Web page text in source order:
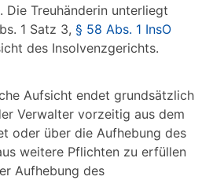
Die Treuhänderin unterliegt
1 Satz 3, § 58 Abs. 1 InsO
des Insolvenzgerichts.
Aufsicht endet grundsätzlich
Verwalter vorzeitig aus dem
oder über die Aufhebung des
weitere Pflichten zu erfüllen
Aufhebung des